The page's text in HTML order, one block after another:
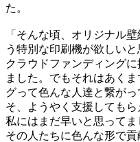
た。
「そんな頃、オリジナル
う特別な印刷機が欲しい
クラウドファンディング
ました。でもそれはあく
グって色んな人達と繋が
そ、ようやく支援しても
私にはまだ早いと思ってま
その人たちに色んな形で